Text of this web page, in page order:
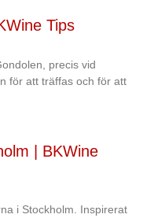
Tips
precis vid
för att träffas och för att
| BKWine
i Stockholm. Inspirerat